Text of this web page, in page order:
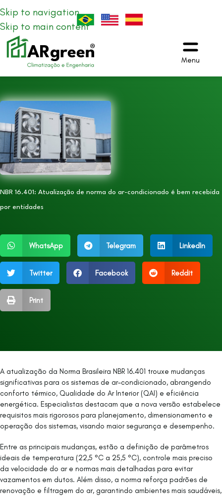
Skip to navigation
Skip to main content
Menu
NBR 16.401: Atualização de norma do ar-condicionado é bem recebida
por entidades
WhatsApp Telegram LinkedIn
Twitter Facebook Reddit
Print
A atualização da Norma Brasileira NBR 16.401 trouxe mudanças
significativas para os sistemas de ar-condicionado, abrangendo
conforto térmico, Qualidade do Ar Interior (QAI) e eficiência
energética. Especialistas destacam que a nova versão estabelece
requisitos mais rigorosos para planejamento, dimensionamento e
operação dos sistemas, visando maior segurança e desempenho.
Entre as principais mudanças, estão a definição de parâmetros
ideais de temperatura (22,5 °C a 25,5 °C), controle mais preciso
da velocidade do ar e normas mais detalhadas para evitar
vazamentos em dutos. Além disso, a norma reforça padrões de
renovação e filtragem do ar, garantindo ambientes mais saudáveis,